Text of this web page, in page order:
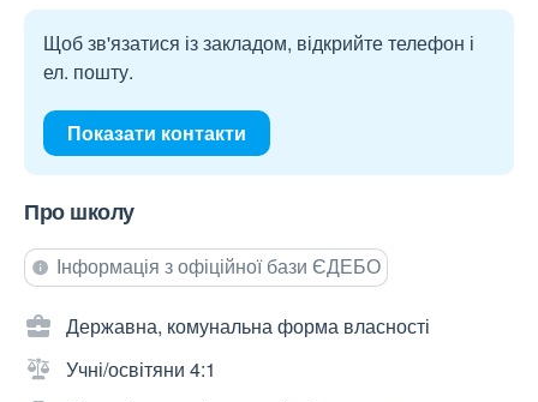
Щоб зв'язатися із закладом, відкрийте телефон і
ел. пошту.
Показати контакти
Про школу
Інформація з офіційної бази ЄДЕБО
Державна, комунальна форма власності
Учні/освітяни 4:1